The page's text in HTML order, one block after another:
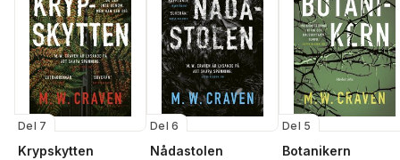
Del 7
Krypskytten
Del 6
Nådastolen
Del 5
Botanikern